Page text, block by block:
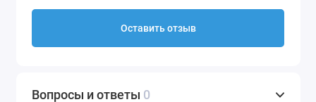
Оставить отзыв
Вопросы и ответы 0